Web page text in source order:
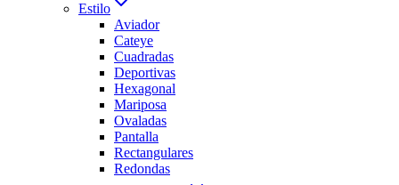
Estilo
Aviador
Cateye
Cuadradas
Deportivas
Hexagonal
Mariposa
Ovaladas
Pantalla
Rectangulares
Redondas